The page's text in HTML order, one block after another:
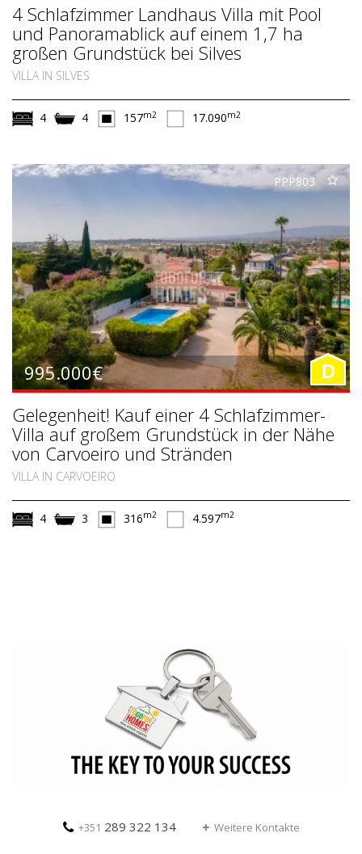
4 Schlafzimmer Landhaus Villa mit Pool
und Panoramablick auf einem 1,7 ha
großen Grundstück bei Silves
VILLA IN SILVES
4 4 157m2 17.090m2
PPP803
995.000€ D
Gelegenheit! Kauf einer 4 Schlafzimmer-
Villa auf großem Grundstück in der Nähe
von Carvoeiro und Stränden
VILLA IN CARVOEIRO
4 3 316m2 4.597m2
+351 289 322 134 Weitere Kontakte